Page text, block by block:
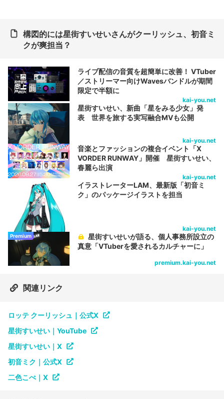
構図的には星街すいせいさんがクーリッシュ、初音ミ
クが爽担当？
ライブ配信の音質を超簡単に改善！ VTuber
／ストリーマー向けWavesバンドルが期間
限定で半額に
kai-you.net
星街すいせい、新曲「星をみる少女」発
表 世界を旅する実写融合MVも公開
kai-you.net
音楽とファッションの複合イベント「X
VORDER RUNWAY」開催 星街すいせい、
春麗ら出演
kai-you.net
イラストレーターLAM、最新版「初音ミ
ク」のパッケージイラストを担当
kai-you.net
Premium
星街すいせいが語る、個人事務所設立の
真意「VTuberを愛されるカルチャーに」
premium.kai-you.net
関連リンク
ロッテ クーリッシュ｜公式X
星街すいせい｜YouTube
星街すいせい｜X
初音ミク｜公式X
二色こぺ｜X